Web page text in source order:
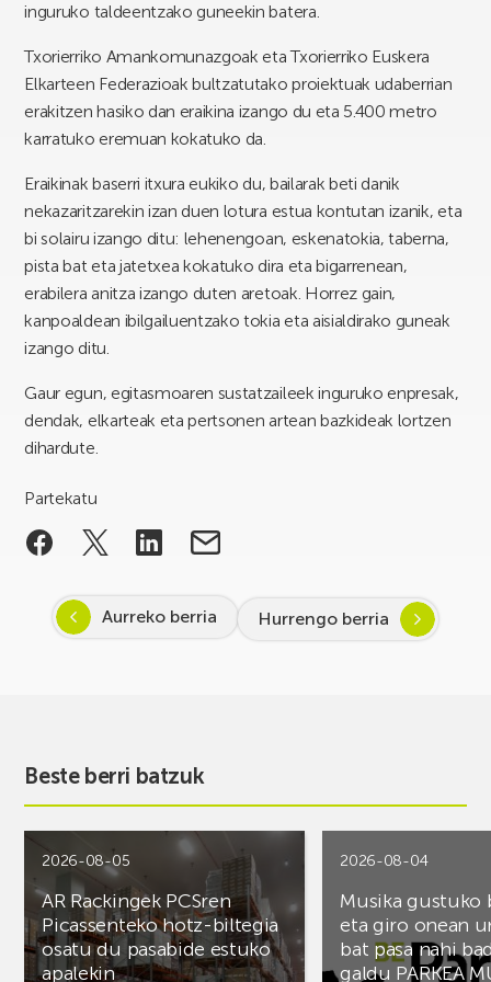
inguruko taldeentzako guneekin batera.
Txorierriko Amankomunazgoak eta Txorierriko Euskera
Elkarteen Federazioak bultzatutako proiektuak udaberrian
erakitzen hasiko dan eraikina izango du eta 5.400 metro
karratuko eremuan kokatuko da.
Eraikinak baserri itxura eukiko du, bailarak beti danik
nekazaritzarekin izan duen lotura estua kontutan izanik, eta
bi solairu izango ditu: lehenengoan, eskenatokia, taberna,
pista bat eta jatetxea kokatuko dira eta bigarrenean,
erabilera anitza izango duten aretoak. Horrez gain,
kanpoaldean ibilgailuentzako tokia eta aisialdirako guneak
izango ditu.
Gaur egun, egitasmoaren sustatzaileek inguruko enpresak,
dendak, elkarteak eta pertsonen artean bazkideak lortzen
dihardute.
Partekatu
Aurreko berria Hurrengo berria
Beste berri batzuk
2026-08-05
AR Rackingek PCSren
Picassenteko hotz-biltegia
osatu du pasabide estuko
apalekin
2026-08-04
Musika gustuko
eta giro onean
bat pasa nahi
galdu PARKEA